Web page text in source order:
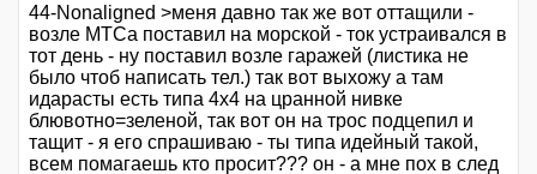
44-Nonaligned >меня давно так же вот оттащили -
возле МТСа поставил на морской - ток устраивался в
тот день - ну поставил возле гаражей (листика не
было чтоб написать тел.) так вот выхожу а там
идарасты есть типа 4х4 на цранной нивке
блювотно=зеленой, так вот он на трос подцепил и
тащит - я его спрашиваю - ты типа идейный такой,
всем помагаешь кто просит??? он - а мне пох в след